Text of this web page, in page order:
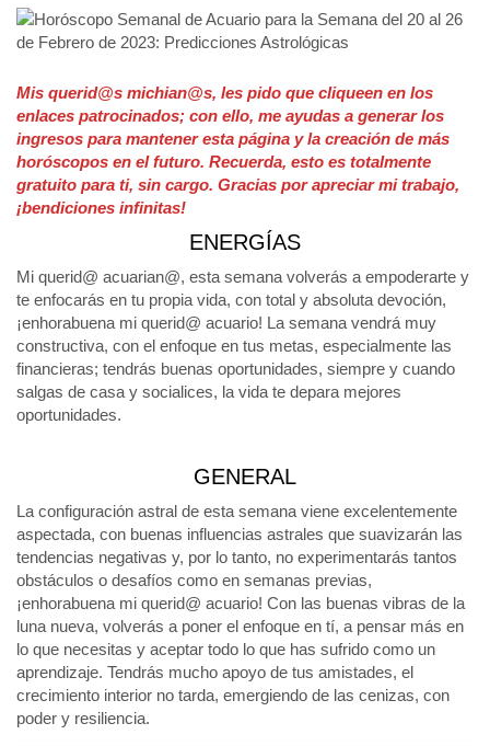
Mis querid@s michian@s, les pido que cliqueen en los
enlaces patrocinados; con ello, me ayudas a generar los
ingresos para mantener esta página y la creación de más
horóscopos en el futuro. Recuerda, esto es totalmente
gratuito para ti, sin cargo. Gracias por apreciar mi trabajo,
¡bendiciones infinitas!
ENERGÍAS
Mi querid@ acuarian@, esta semana volverás a empoderarte y
te enfocarás en tu propia vida, con total y absoluta devoción,
¡enhorabuena mi querid@ acuario! La semana vendrá muy
constructiva, con el enfoque en tus metas, especialmente las
financieras; tendrás buenas oportunidades, siempre y cuando
salgas de casa y socialices, la vida te depara mejores
oportunidades.
GENERAL
La configuración astral de esta semana viene excelentemente
aspectada, con buenas influencias astrales que suavizarán las
tendencias negativas y, por lo tanto, no experimentarás tantos
obstáculos o desafíos como en semanas previas,
¡enhorabuena mi querid@ acuario! Con las buenas vibras de la
luna nueva, volverás a poner el enfoque en tí, a pensar más en
lo que necesitas y aceptar todo lo que has sufrido como un
aprendizaje. Tendrás mucho apoyo de tus amistades, el
crecimiento interior no tarda, emergiendo de las cenizas, con
poder y resiliencia.